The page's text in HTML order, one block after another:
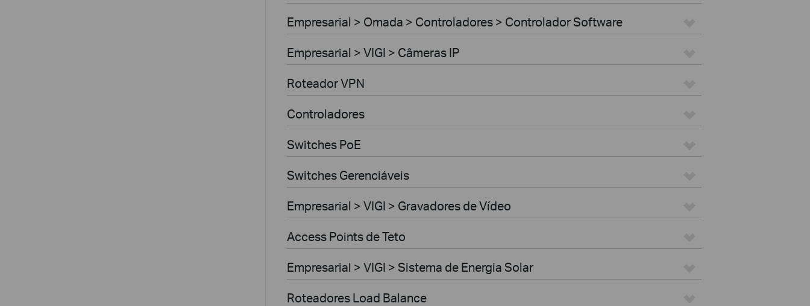
Empresarial > Omada > Controladores > Controlador Software
Empresarial > VIGI > Câmeras IP
Roteador VPN
Controladores
Switches PoE
Switches Gerenciáveis
Empresarial > VIGI > Gravadores de Vídeo
Access Points de Teto
Empresarial > VIGI > Sistema de Energia Solar
Roteadores Load Balance